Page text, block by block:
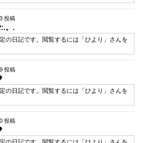
投稿
。.
の日記です。閲覧するには「ひより」さんを
投稿
の日記です。閲覧するには「ひより」さんを
投稿